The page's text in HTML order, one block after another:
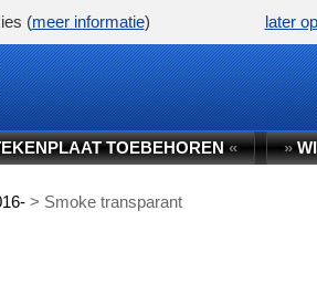
TOEBEHOREN« »
> Smoke transparant
(meer informatie) later